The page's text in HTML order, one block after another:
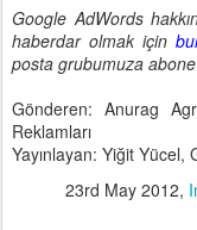
Google AdWords
haberdar olmak için
posta grubumuza
Gönderen: Anurag
Reklamları
Yayınlayan: Yiğit Yücel,
23rd May 2012,